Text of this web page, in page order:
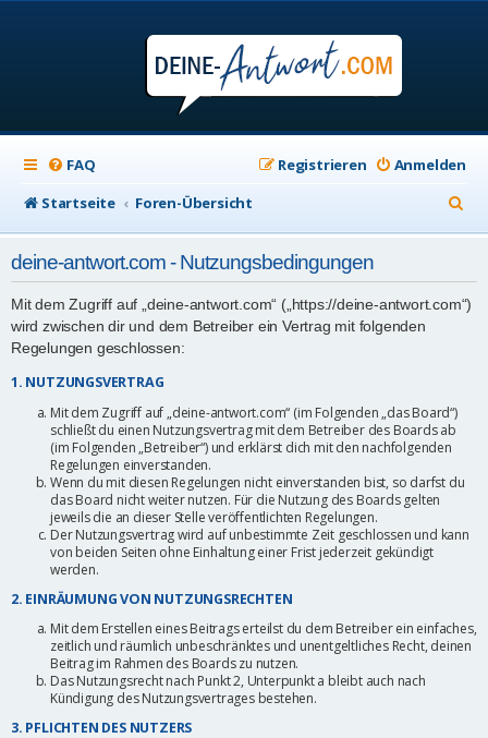
FAQ Anmelden
Registrieren
Startseite
Foren-Übersicht
u
h
deine-antwort.com - Nutzungsbedingungen
Mit dem Zugriff auf „deine-antwort.com“ („https://deine-antwort.com“)
wird zwischen dir und dem Betreiber ein Vertrag mit folgenden
Regelungen geschlossen:
1. NUTZUNGSVERTRAG
Mit dem Zugriff auf „deine-antwort.com“ (im Folgenden „das Board“)
schließt du einen Nutzungsvertrag mit dem Betreiber des Boards ab
(im Folgenden „Betreiber“) und erklärst dich mit den nachfolgenden
Regelungen einverstanden.
Wenn du mit diesen Regelungen nicht einverstanden bist, so darfst du
das Board nicht weiter nutzen. Für die Nutzung des Boards gelten
jeweils die an dieser Stelle veröffentlichten Regelungen.
Der Nutzungsvertrag wird auf unbestimmte Zeit geschlossen und kann
von beiden Seiten ohne Einhaltung einer Frist jederzeit gekündigt
werden.
2. EINRÄUMUNG VON NUTZUNGSRECHTEN
Mit dem Erstellen eines Beitrags erteilst du dem Betreiber ein einfaches,
zeitlich und räumlich unbeschränktes und unentgeltliches Recht, deinen
Beitrag im Rahmen des Boards zu nutzen.
Das Nutzungsrecht nach Punkt 2, Unterpunkt a bleibt auch nach
Kündigung des Nutzungsvertrages bestehen.
3. PFLICHTEN DES NUTZERS